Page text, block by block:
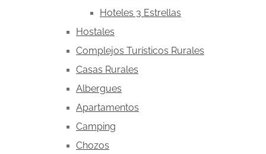
Hoteles 3 Estrellas
Hostales
Complejos Turísticos Rurales
Casas Rurales
Albergues
Apartamentos
Camping
Chozos